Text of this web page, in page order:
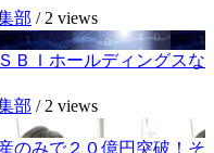
部 / 2 views
ＢＩホールディングスな
部 / 2 views
のみで２０億円突破！そ